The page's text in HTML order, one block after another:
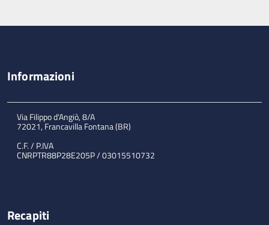
Informazioni
Via Filippo d'Angiò, 8/A
72021, Francavilla Fontana (BR)
C.F. / P.IVA
CNRPTR88P28E205P / 03015510732
Recapiti